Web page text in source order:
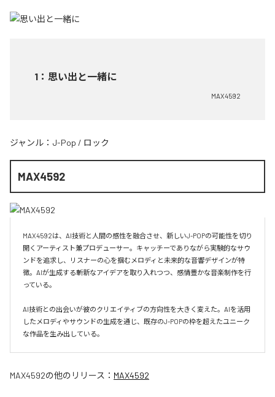
1 ： 思い出と一緒に
MAX4592
ジャンル： J-Pop / ロック
MAX4592
MAX4592は、AI技術と人間の感性を融合させ、新しいJ-POPの可能性を切り
開くアーティスト兼プロデューサー。キャッチーでありながら実験的なサウ
ンドを追求し、リスナーの心を掴むメロディと未来的な音響デザインが特
徴。AIが生成する斬新なアイデアを取り入れつつ、感情豊かな音楽制作を行
っている。
AI技術との出会いが彼のクリエイティブの方向性を大きく変えた。AIを活用
したメロディやサウンドの生成を通じ、既存のJ-POPの枠を超えたユニーク
な作品を生み出している。
MAX4592の他のリリース： MAX4592